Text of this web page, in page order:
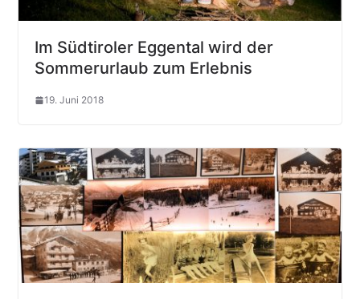
Im Südtiroler Eggental wird der
Sommerurlaub zum Erlebnis
19. Juni 2018